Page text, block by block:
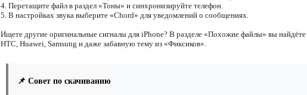
4. Перетащите файл в раздел «Тоны» и синхронизируйте телефон.
5. В настройках звука выберите «Chord» для уведомлений о сообщениях.
Ищете другие оригинальные сигналы для iPhone? В разделе «Похожие файлы» вы найдёте
HTC, Huawei, Samsung и даже забавную тему из «Фиксиков».
📌 Совет по скачиванию